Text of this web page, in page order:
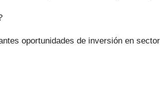
oportunidades de inversión en